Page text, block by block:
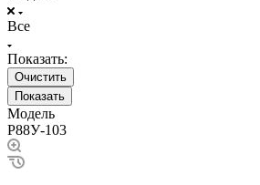
Все
Показать:
Очистить
Модель
Р88У-103